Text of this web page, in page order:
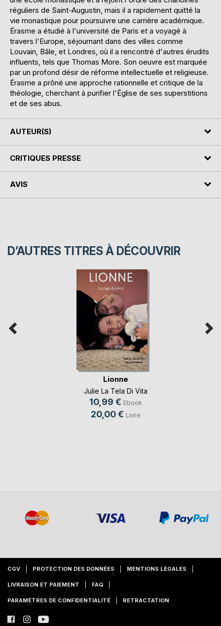
réguliers de Saint-Augustin, mais il a rapidement quitté la
vie monastique pour poursuivre une carrière académique.
Érasme a étudié à l'université de Paris et a voyagé à
travers l'Europe, séjournant dans des villes comme
Louvain, Bâle, et Londres, où il a rencontré d'autres érudits
influents, tels que Thomas More. Son oeuvre est marquée
par un profond désir de réforme intellectuelle et religieuse.
Érasme a prôné une approche rationnelle et critique de la
théologie, cherchant à purifier l'Église de ses superstitions
et de ses abus.
AUTEUR(S)
CRITIQUES PRESSE
AVIS
D’AUTRES TITRES À DÉCOUVRIR
Lionne
Julie La Tela Di Vita
10,99 € Ebook
20,00 € Livre
CGV PROTECTION DES DONNÉES MENTIONS LÉGALES
LIVRAISON ET PAIEMENT FAQ
PARAMÈTRES DE CONFIDENTIALITÉ RETRACTATION